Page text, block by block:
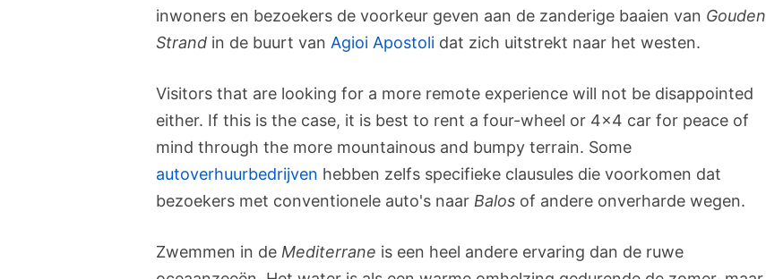
inwoners en bezoekers de voorkeur geven aan de zanderige baaien van Gouden
Strand in de buurt van Agioi Apostoli dat zich uitstrekt naar het westen.
Visitors that are looking for a more remote experience will not be disappointed
either. If this is the case, it is best to rent a four-wheel or 4×4 car for peace of
mind through the more mountainous and bumpy terrain. Some
autoverhuurbedrijven hebben zelfs specifieke clausules die voorkomen dat
bezoekers met conventionele auto's naar Balos of andere onverharde wegen.
Zwemmen in de Mediterrane is een heel andere ervaring dan de ruwe